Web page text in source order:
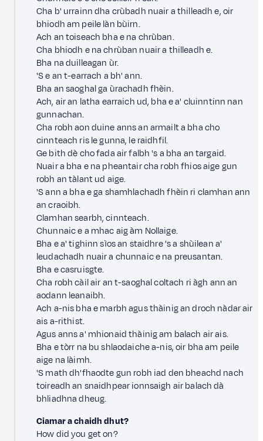
Cha b' urrainn dha crùbadh nuair a thilleadh e, oir
bhiodh am peile làn bùirn.
Ach an toiseach bha e na chrùban.
Cha bhiodh e na chrùban nuair a thilleadh e.
Bha na duilleagan ùr.
'S e an t-earrach a bh' ann.
Bha an saoghal ga ùrachadh fhèin.
Ach, air an latha earraich ud, bha e a' cluinntinn nan
gunnachan.
Cha robh aon duine anns an armailt a bha cho
cinnteach ris le gunna, le raidhfil.
Ge bith dè cho fada air falbh 's a bha an targaid.
Nuair a bha e na pheantair cha robh fhios aige gun
robh an tàlant ud aige.
'S ann a bha e ga shamhlachadh fhèin ri clamhan ann
an craoibh.
Clamhan searbh, cinnteach.
Chunnaic e a mhac aig àm Nollaige.
Bha e a' tighinn sìos an staidhre 's a shùilean a'
leudachadh nuair a chunnaic e na preusantan.
Bha e casruisgte.
Cha robh càil air an t-saoghal coltach ri àgh ann an
aodann leanaibh.
Ach a-nis bha e marbh agus thàinig an droch nàdar air
ais a-rithist.
Agus anns a' mhionaid thàinig am balach air ais.
Bha e tòrr na bu shlaodaiche a-nis, oir bha am peile
aige na làimh.
'S math dh'fhaodte gun robh iad den bheachd nach
toireadh an snaidhpear ionnsaigh air balach dà
bhliadhna dheug.
Ciamar a chaidh dhut?
How did you get on?